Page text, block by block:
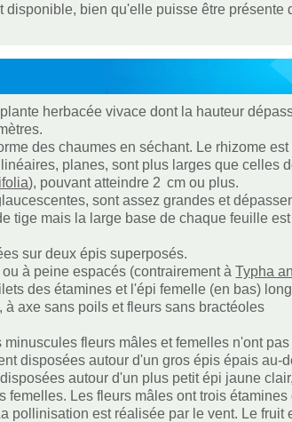
bien qu'elle puisse être présente
herbacée vivace dont la hauteur
des chaumes en séchant. Le rhizome est
planes, sont plus larges que celles
), pouvant atteindre 2 cm ou plus.
sont assez grandes et
tige mais la large base de chaque feuille
sur deux épis superposés.
à peine espacés (contrairement àTypha
des étamines et l'épi femelle (en bas)
axe sans poils et fleurs sans bractéoles
fleurs mâles et femelles n'ont
disposées autour d'un gros épis épais au-
autour d'un plus petit épi jaune
Les fleurs mâles ont trois
pollinisation est réalisée par le vent. Le fruit